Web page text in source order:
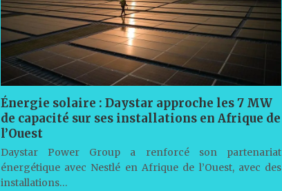
Énergie solaire : Daystar approche les 7 MW
de capacité sur ses installations en Afrique de
l’Ouest
Daystar Power Group a renforcé son partenariat
énergétique avec Nestlé en Afrique de l’Ouest, avec des
installations…